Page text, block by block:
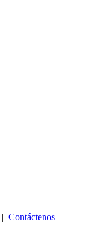
| Contáctenos